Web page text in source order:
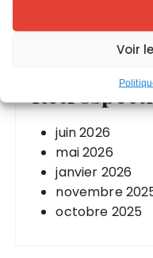
Voir
juin 2026
mai 2026
janvier 2026
novembre
octobre 2025